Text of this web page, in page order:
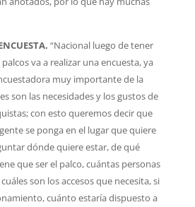
“Nacional luego de tener
va a realizar una encuesta, ya
muy importante de la
son las necesidades y los gustos de
con esto queremos decir que
se ponga en el lugar que quiere
dónde quiere estar, de qué
que ser el palco, cuántas personas
son los accesos que necesita, si
cuánto estaría dispuesto a